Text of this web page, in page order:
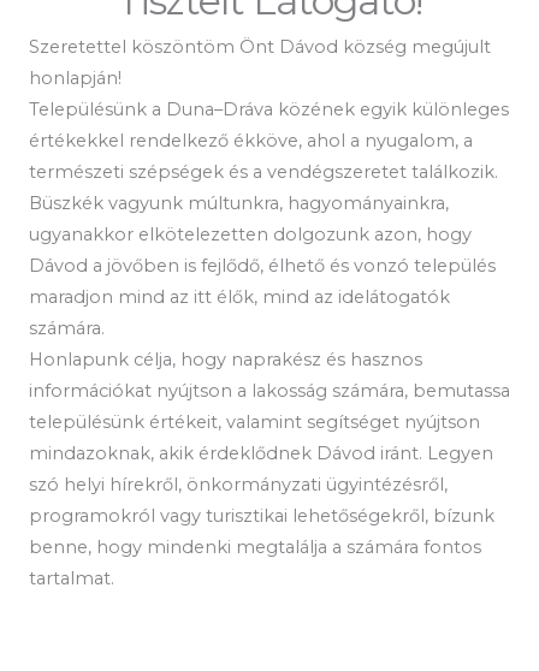
Szeretettel köszöntöm Önt Dávod község megújult
honlapján!
Településünk a Duna–Dráva közének egyik különleges
értékekkel rendelkező ékköve, ahol a nyugalom, a
természeti szépségek és a vendégszeretet találkozik.
Büszkék vagyunk múltunkra, hagyományainkra,
ugyanakkor elkötelezetten dolgozunk azon, hogy
Dávod a jövőben is fejlődő, élhető és vonzó település
maradjon mind az itt élők, mind az idelátogatók
számára.
Honlapunk célja, hogy naprakész és hasznos
információkat nyújtson a lakosság számára, bemutassa
településünk értékeit, valamint segítséget nyújtson
mindazoknak, akik érdeklődnek Dávod iránt. Legyen
szó helyi hírekről, önkormányzati ügyintézésről,
programokról vagy turisztikai lehetőségekről, bízunk
benne, hogy mindenki megtalálja a számára fontos
tartalmat.